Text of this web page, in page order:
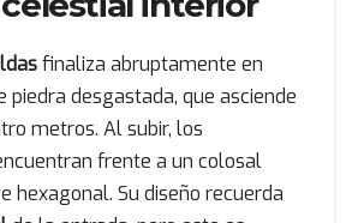
finaliza abruptamente en
piedra desgastada, que asciende
metros. Al subir, los
frente a un colosal
hexagonal. Su diseño recuerda